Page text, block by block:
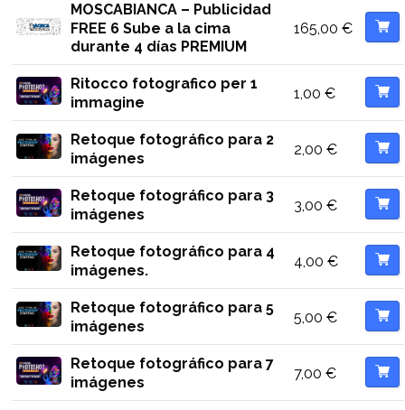
MOSCABIANCA – Publicidad
FREE 6 Sube a la cima
durante 4 días PREMIUM
165,00 €
Ritocco fotografico per 1
immagine
1,00 €
Retoque fotográfico para 2
imágenes
2,00 €
Retoque fotográfico para 3
imágenes
3,00 €
Retoque fotográfico para 4
imágenes.
4,00 €
Retoque fotográfico para 5
imágenes
5,00 €
Retoque fotográfico para 7
imágenes
7,00 €